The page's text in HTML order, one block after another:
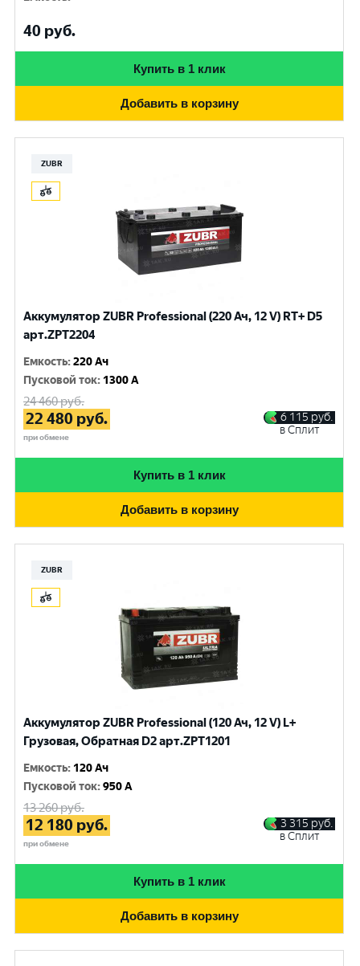
40 руб.
Купить в 1 клик
Добавить в корзину
ZUBR
Аккумулятор ZUBR Professional (220 Ач, 12 V) RT+ D5
арт.ZPT2204
Емкость:220 Ач
Пусковой ток: 1300 A
24 460руб.
22 480 руб.
при обмене
6 115 руб.
в Сплит
Купить в 1 клик
Добавить в корзину
ZUBR
Аккумулятор ZUBR Professional (120 Ач, 12 V) L+
Грузовая, Обратная D2 арт.ZPT1201
Емкость: 120 Ач
Пусковой ток:950 A
13 260руб.
12 180 руб.
при обмене
3 315 руб.
в Сплит
Купить в 1 клик
Добавить в корзину